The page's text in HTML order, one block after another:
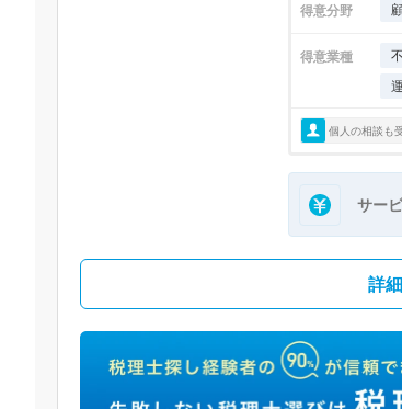
得意分野
得意業種
個人の相談も
サー
詳